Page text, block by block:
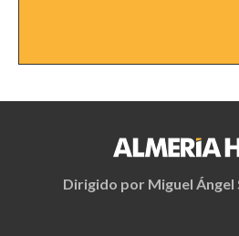
Dirigido por Miguel Ángel